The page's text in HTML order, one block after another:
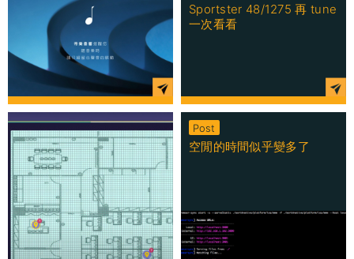
Sportster 48/1275 再 tune
一次看看
Post
空閒的時間似乎變多了